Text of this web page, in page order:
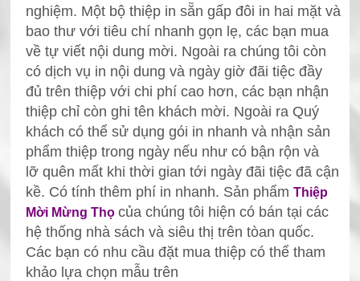
nghiệm. Một bộ thiệp in sẵn gấp đôi in hai mặt và
bao thư với tiêu chí nhanh gọn lẹ, các bạn mua
về tự viết nội dung mời. Ngoài ra chúng tôi còn
có dịch vụ in nội dung và ngày giờ đãi tiệc đầy
đủ trên thiệp với chi phí cao hơn, các bạn nhận
thiệp chỉ còn ghi tên khách mời. Ngoài ra Quý
khách có thể sử dụng gói in nhanh và nhận sản
phẩm thiệp trong ngày nếu như có bận rộn và
lỡ quên mất khi thời gian tới ngày đãi tiệc đã cận
kề. Có tính thêm phí in nhanh. Sản phẩm Thiệp
Mời Mừng Thọ của chúng tôi hiện có bán tại các
hệ thống nhà sách và siêu thị trên tòan quốc.
Các bạn có nhu cầu đặt mua thiệp có thể tham
khảo lựa chọn mẫu trên